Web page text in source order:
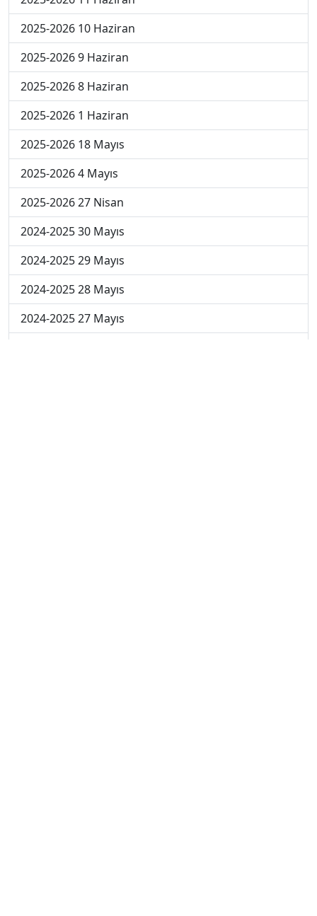
2025-2026 10 Haziran
2025-2026 9 Haziran
2025-2026 8 Haziran
2025-2026 1 Haziran
2025-2026 18 Mayıs
2025-2026 4 Mayıs
2025-2026 27 Nisan
2024-2025 30 Mayıs
2024-2025 29 Mayıs
2024-2025 28 Mayıs
2024-2025 27 Mayıs